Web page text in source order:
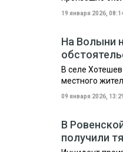
19 января 2026,
На Волыни
В селе
местного
09 января 2026,
В
получили